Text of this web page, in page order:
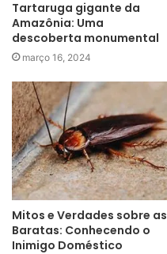
Tartaruga gigante da
Amazônia: Uma
descoberta monumental
março 16, 2024
Mitos e Verdades sobre as
Baratas: Conhecendo o
Inimigo Doméstico